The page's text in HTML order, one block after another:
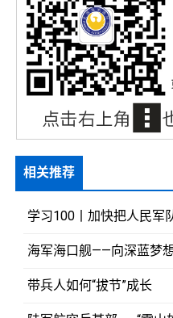
相关推荐
学习100丨加快把人民军
海军海口舰——向深蓝梦
带兵人如何“拔节”成长